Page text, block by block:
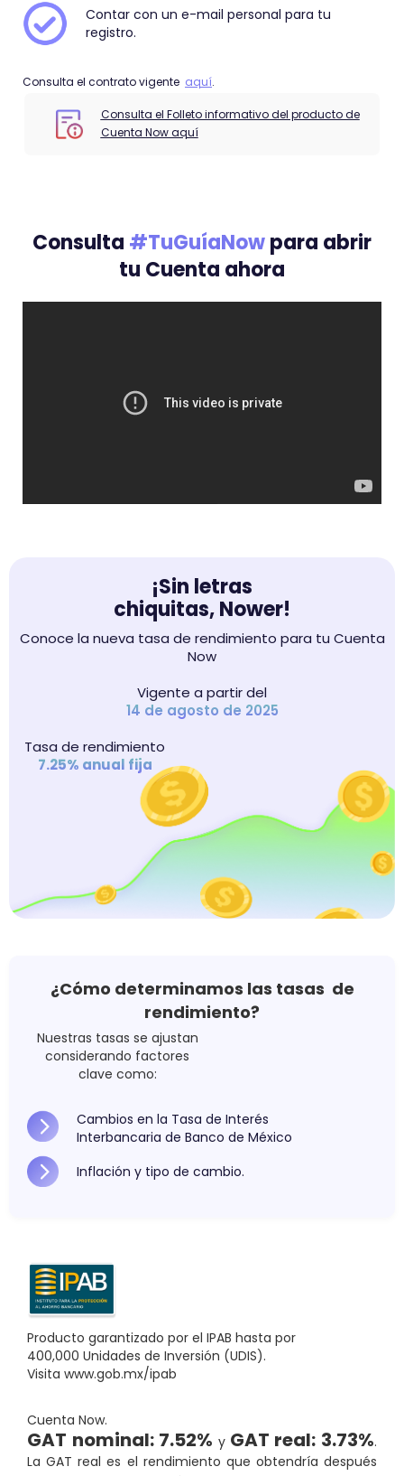
Contar con un e-mail personal para tu
registro.
Consulta el contrato vigente aquí.
Consulta el Folleto informativo del producto de
Cuenta Now aquí
Consulta #TuGuíaNowpara abrir
tu Cuenta ahora
¡Sin letras
chiquitas, Nower!
Conoce la nueva tasa de rendimiento para tu Cuenta
Now
Vigente a partir del
14 de agosto de 2025
Tasa de rendimiento
7.25% anual fija
¿Cómo determinamos las tasas de
rendimiento?
Nuestras tasas se ajustan
considerando factores
clave como:
Cambios en la Tasa de Interés
Interbancaria de Banco de México
Inflación y tipo de cambio.
Producto garantizado por el IPAB hasta por
400,000 Unidades de Inversión (UDIS).
Visita www.gob.mx/ipab
Cuenta Now.
GAT nominal: 7.52%y GAT real: 3.73%.
La GAT real es el rendimiento que obtendría después